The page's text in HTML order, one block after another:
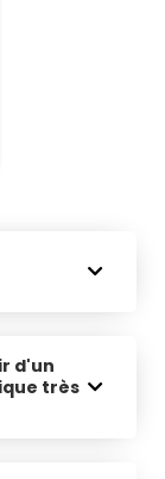
d'un
très